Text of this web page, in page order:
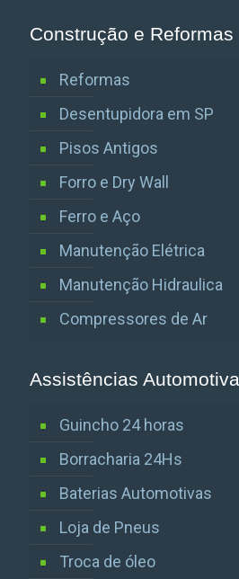
Construção e Reformas
Reformas
Desentupidora em SP
Pisos Antigos
Forro e Dry Wall
Ferro e Aço
Manutenção Elétrica
Manutenção Hidraulica
Compressores de Ar
Assistências
Guincho 24 horas
Borracharia 24Hs
Baterias Automotivas
Loja de Pneus
Troca de óleo